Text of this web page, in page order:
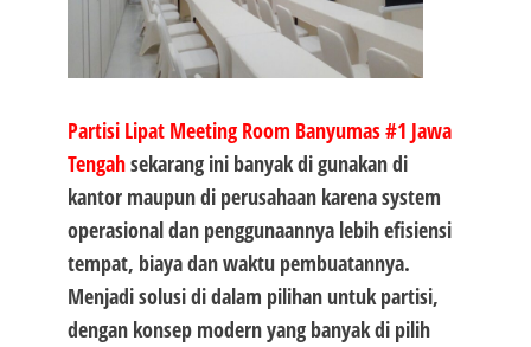
Partisi Lipat Meeting Room Banyumas #1 Jawa
Tengahsekarang ini banyak di gunakan di
kantor maupun di perusahaan karena system
operasional dan penggunaannya lebih efisiensi
tempat, biaya dan waktu pembuatannya.
Menjadi solusi di dalam pilihan untuk partisi,
dengan konsep modern yang banyak di pilih